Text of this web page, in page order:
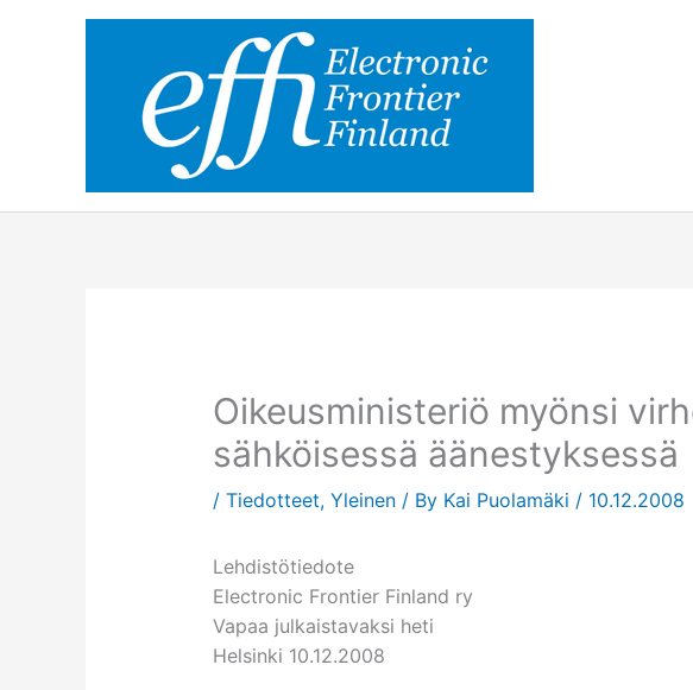
Oikeusministeriö myönsi
sähköisessä äänestyksessä
/ Tiedotteet, Yleinen/ By Kai Puolamäki / 10.12.2008
Lehdistötiedote
Electronic Frontier Finland ry
Vapaa julkaistavaksi heti
Helsinki 10.12.2008